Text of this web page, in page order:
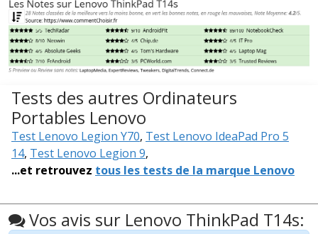
Tests des autres Ordinateurs
Portables Lenovo
Test Lenovo Legion Y70, Test Lenovo IdeaPad Pro 5
14, Test Lenovo Legion 9,
...et retrouvez tous les tests de la marque Lenovo
Vos avis sur Lenovo ThinkPad T14s: